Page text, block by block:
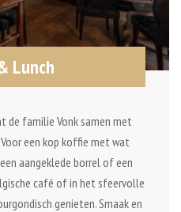
Lunch
de familie Vonk samen met
een kop koffie met wat
aangeklede borrel of een
café of in het sfeervolle
genieten. Smaak en